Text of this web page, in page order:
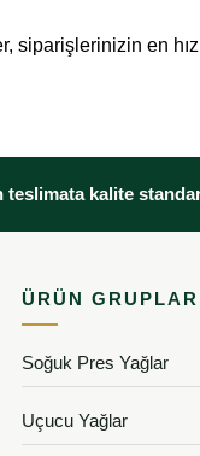
siparişlerinizin en
kalite
ÜRÜN
Soğuk Pres Yağlar
Uçucu Yağlar